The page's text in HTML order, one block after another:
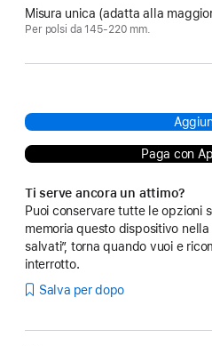
Misura unica (adatta alla
Per polsi da 145‑220 mm.
Paga con
Ti serve ancora un attimo?
Puoi conservare tutte le opzioni
memoria questo dispositivo
salvati”, torna quando vuoi e
interrotto.
Salva per dopo